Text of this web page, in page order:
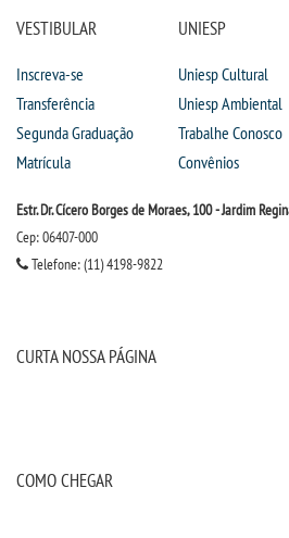
VESTIBULAR
Inscreva-se
Transferência
Segunda Graduação
Matrícula
UNIESP
Uniesp Cultural
Uniesp Ambiental
Trabalhe Conosco
Convênios
Estr. Dr. Cícero Borges de Moraes, 100 - Jardim
Cep: 06407-000
Telefone: (11) 4198-9822
CURTA NOSSA PÁGINA
COMO CHEGAR